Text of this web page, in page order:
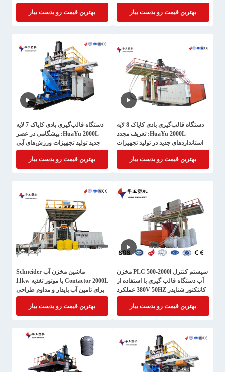
Pressure
بهترین قیمت رو بدست بیار
بهترین قیمت رو بدست بیار
دستگاه قالب‌گیری بادی کایاک 8 لایه
HuaYu 2000L: تعریف مجدد
استانداردهای جدید در تولید تجهیزات
ورزش‌های آبی
بهترین قیمت رو بدست بیار
دستگاه قالب‌گیری بادی کایاک 7 لایه
HuaYu 2000L: پیشگامی در عصر
جدید تولید تجهیزات ورزش‌های آبی
بهترین قیمت رو بدست بیار
سیستم کنترل PLC 500-2000l مخزن
آب دستگاه قالب گیری با استفاده از
کانتکتور شنایدر 380V 50HZ عملکرد
ولتاژ
بهترین قیمت رو بدست بیار
ماشین مخزن آب Schneider
Contactor 2000L با موتور تغذیه 11kw
برای تامین آب پایدار و مداوم طراحی
شده است
بهترین قیمت رو بدست بیار